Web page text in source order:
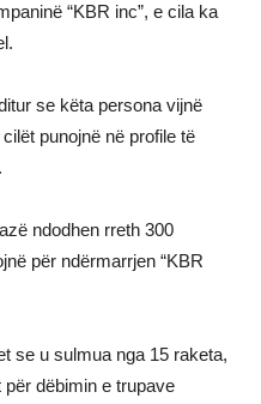
“KBR inc”, e cila ka
se këta persona vijnë
punojnë në profile të
ndodhen rreth 300
për ndërmarrjen “KBR
se u sulmua nga 15 raketa,
dëbimin e trupave